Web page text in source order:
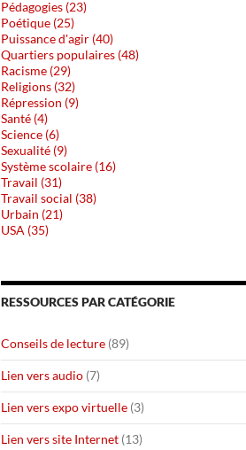
Pédagogies (23)
Poétique (25)
Puissance d'agir (40)
Quartiers populaires (48)
Racisme (29)
Religions (32)
Répression (9)
Santé (4)
Science (6)
Sexualité (9)
Système scolaire (16)
Travail (31)
Travail social (38)
Urbain (21)
USA (35)
RESSOURCES PAR CATÉGORIE
Conseils de lecture (89)
Lien vers audio (7)
Lien vers expo virtuelle (3)
Lien vers site Internet (13)